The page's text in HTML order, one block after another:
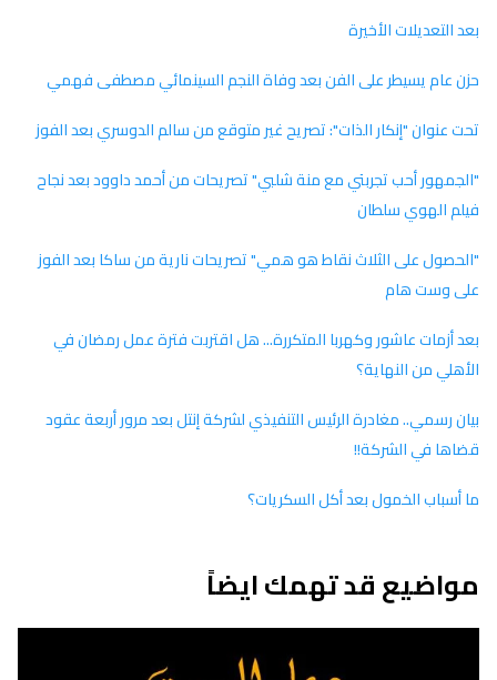
بعد التعديلات الأخيرة
حزن عام يسيطر على الفن بعد وفاة النجم السينمائي مصطفى فهمي
تحت عنوان "إنكار الذات": تصريح غير متوقع من سالم الدوسري بعد الفوز
"الجمهور أحب تجربتي مع منة شلبي" تصريحات من أحمد داوود بعد نجاح
فيلم الهوي سلطان
"الحصول على الثلاث نقاط هو همي" تصريحات نارية من ساكا بعد الفوز
على وست هام
بعد أزمات عاشور وكهربا المتكررة... هل اقتربت فترة عمل رمضان في
الأهلي من النهاية؟
بيان رسمي.. مغادرة الرئيس التنفيذي لشركة إنتل بعد مرور أربعة عقود
قضاها في الشركة!!
ما أسباب الخمول بعد أكل السكريات؟
مواضيع قد تهمك ايضاً